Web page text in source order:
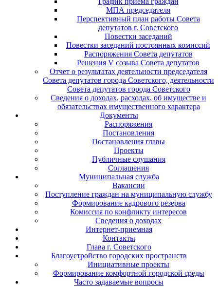
МПА председателя
Перспективный план работы Совета
депутатов г. Советского
Повестки заседаний
Повестки заседаний постоянных комиссий
Распоряжения Совета депутатов
Решения V созыва Совета депутатов
Отчет о результатах деятельности председателя
Совета депутатов города Советского, деятельности
Совета депутатов города Советского
Сведения о доходах, расходах, об имуществе и
обязательствах имущественного характера
Документы
Распоряжения
Постановления
Постановления главы
Проекты
Публичные слушания
Соглашения
Муниципальная служба
Вакансии
Поступление граждан на муниципальную службу
Формирование кадрового резерва
Комиссия по конфликту интересов
Сведения о доходах
Интернет-приемная
Контакты
Глава г. Советского
Благоустройство городских пространств
Инициативные проекты
Формирование комфортной городской среды
Часто задаваемые вопросы